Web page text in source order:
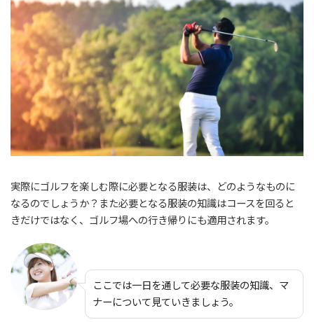
実際にゴルフを楽しむ際に必要となる服装は、どのようなものに
なるのでしょうか？また必要となる服装の知識はコースを回ると
きだけではなく、ゴルフ場への行き帰りにも適用されます。
ここでは一日を通して必要な服装の知識、マ
ナーについて見ていきましょう。